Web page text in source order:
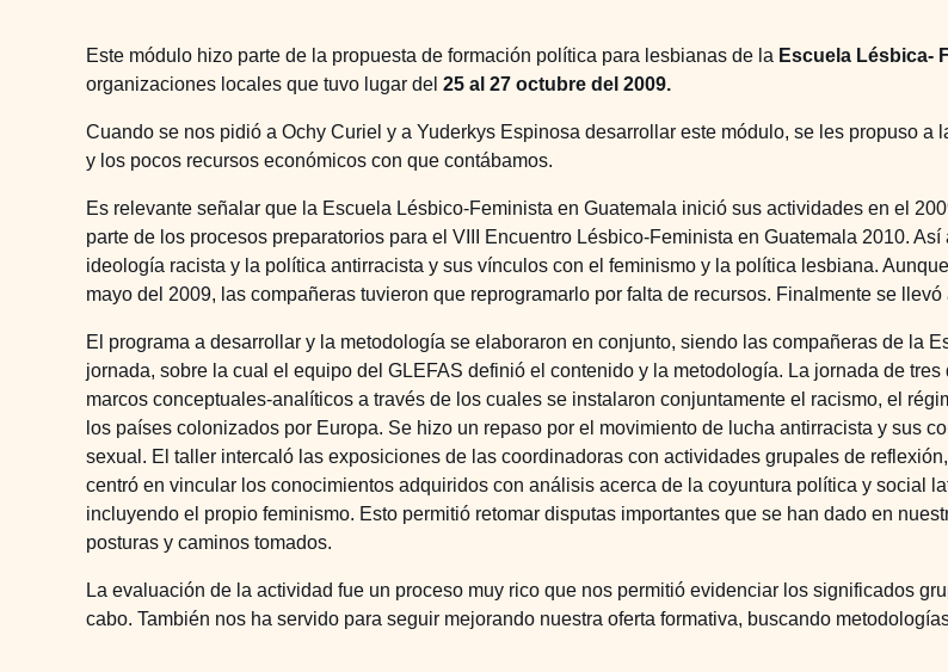
Este módulo hizo parte de la propuesta de formación política para lesbianas de la Escuela Lésbica-
organizaciones locales que tuvo lugar del 25 al 27 octubre del 2009.
Cuando se nos pidió a Ochy Curiel y a Yuderkys Espinosa desarrollar este módulo, se les propuso
y los pocos recursos económicos con que contábamos.
Es relevante señalar que la Escuela Lésbico-Feminista en Guatemala inició sus actividades en el
parte de los procesos preparatorios para el VIII Encuentro Lésbico-Feminista en Guatemala 2010.
ideología racista y la política antirracista y sus vínculos con el feminismo y la política lesbiana.
mayo del 2009, las compañeras tuvieron que reprogramarlo por falta de recursos. Finalmente se
El programa a desarrollar y la metodología se elaboraron en conjunto, siendo las compañeras de la
jornada, sobre la cual el equipo del GLEFAS definió el contenido y la metodología. La jornada de
marcos conceptuales-analíticos a través de los cuales se instalaron conjuntamente el racismo, el
los países colonizados por Europa. Se hizo un repaso por el movimiento de lucha antirracista y sus
sexual. El taller intercaló las exposiciones de las coordinadoras con actividades grupales de
centró en vincular los conocimientos adquiridos con análisis acerca de la coyuntura política y social
incluyendo el propio feminismo. Esto permitió retomar disputas importantes que se han dado en
posturas y caminos tomados.
La evaluación de la actividad fue un proceso muy rico que nos permitió evidenciar los significados
cabo. También nos ha servido para seguir mejorando nuestra oferta formativa, buscando